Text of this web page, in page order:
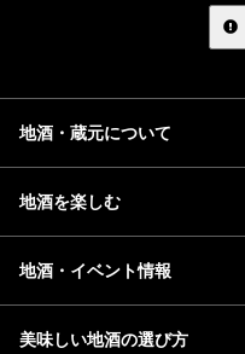
地酒・蔵元について
地酒を楽しむ
地酒・イベント情報
美味しい地酒の選び方